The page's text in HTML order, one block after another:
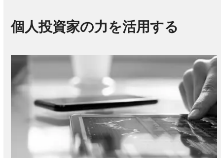
for
public
and
boards
個人投資家の力を活用する